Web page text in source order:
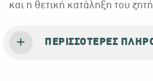
και η θετική κατάληξη του
ΠΕΡΙΣΣΌΤΕΡΕΣ